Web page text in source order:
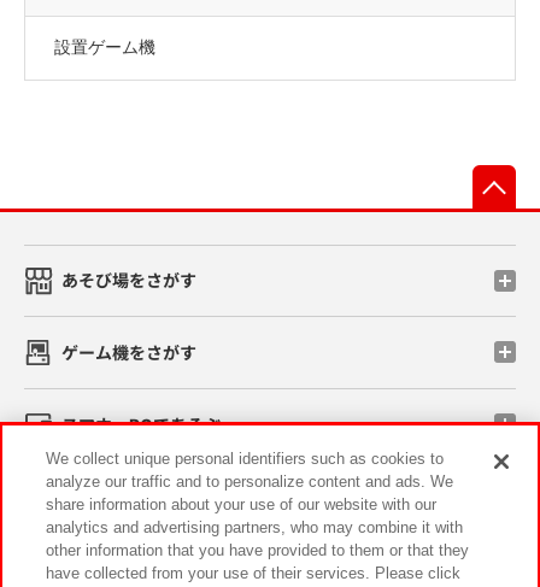
設置ゲーム機
あそび場をさがす
ゲーム機をさがす
スマホ・PCであそぶ
イベント・キャンペーン
We collect unique personal identifiers such as cookies to
analyze our traffic and to personalize content and ads. We
share information about your use of our website with our
analytics and advertising partners, who may combine it with
other information that you have provided to them or that they
have collected from your use of their services. Please click